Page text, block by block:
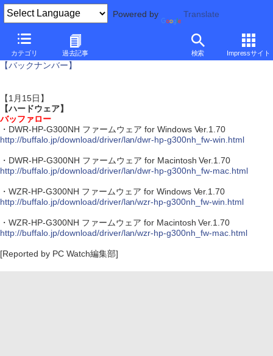
Powered by Translate
カテゴリ 過去記事 検索 Impressサイト
【バックナンバー】
【1月15日】
【ハードウェア】
バッファロー
・DWR-HP-G300NH ファームウェア for Windows Ver.1.70
http://buffalo.jp/download/driver/lan/dwr-hp-g300nh_fw-win.html
・DWR-HP-G300NH ファームウェア for Macintosh Ver.1.70
http://buffalo.jp/download/driver/lan/dwr-hp-g300nh_fw-mac.html
・WZR-HP-G300NH ファームウェア for Windows Ver.1.70
http://buffalo.jp/download/driver/lan/wzr-hp-g300nh_fw-win.html
・WZR-HP-G300NH ファームウェア for Macintosh Ver.1.70
http://buffalo.jp/download/driver/lan/wzr-hp-g300nh_fw-mac.html
[Reported by PC Watch編集部]